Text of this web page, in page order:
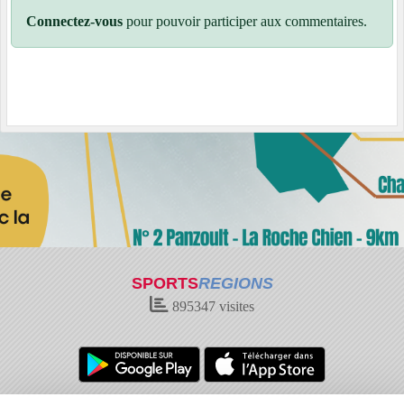
Connectez-vous pour pouvoir participer aux commentaires.
SPORTSREGIONS
895347 visites